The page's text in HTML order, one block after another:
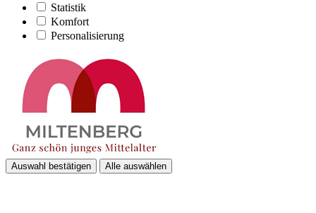
Statistik
Komfort
Personalisierung
Auswahl bestätigen Alle auswählen